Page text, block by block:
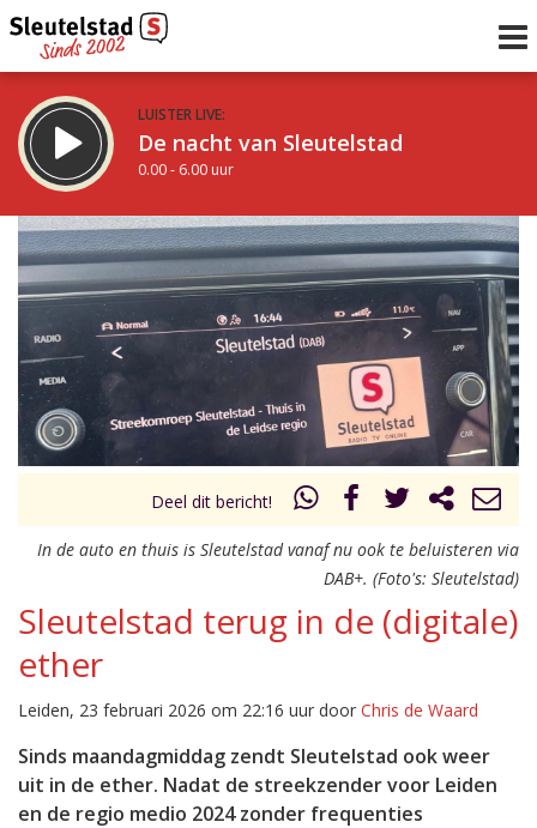
LUISTER LIVE:
De nacht van Sleutelstad
0.00 - 6.00 uur
STRAKS:
De ochtend van Sleutelstad
6.00 - 12.00 uur
Vorig uur
uur 1 van 0 Volgend uur
Deel dit bericht!
In de auto en thuis is Sleutelstad vanaf nu ook te beluisteren via
DAB+. (Foto's: Sleutelstad)
Sleutelstad terug in de (digitale)
ether
Leiden, 23 februari 2026 om 22:16 uur door Chris de Waard
Sinds maandagmiddag zendt Sleutelstad ook weer
uit in de ether. Nadat de streekzender voor Leiden
en de regio medio 2024 zonder frequenties